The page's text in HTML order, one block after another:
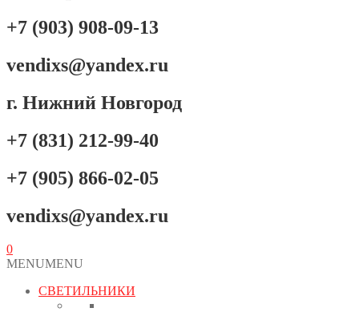
+7 (903) 908-09-13
vendixs@yandex.ru
г. Нижний Новгород
+7 (831) 212-99-40
+7 (905) 866-02-05
vendixs@yandex.ru
0
MENUMENU
СВЕТИЛЬНИКИ